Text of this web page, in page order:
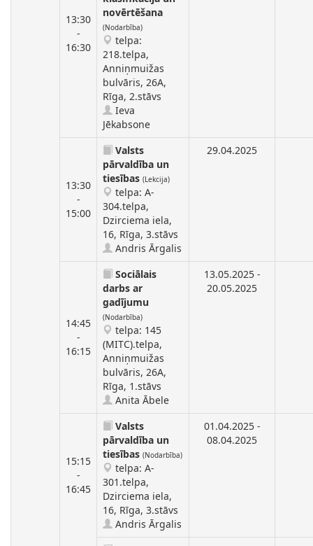
13:30
-
16:30
novērtēšana
(Nodarbība)
telpa:
218.telpa,
Anniņmuižas
bulvāris, 26A,
Rīga, 2.stāvs
Ieva
Jēkabsone
13:30
-
15:00
Valsts
pārvaldība un
tiesības (Lekcija)
telpa: A-
304.telpa,
Dzirciema iela,
16, Rīga, 3.stāvs
Andris Ārgalis
29.04.2025
14:45
-
16:15
Sociālais
darbs ar
gadījumu
(Nodarbība)
telpa: 145
(MITC).telpa,
Anniņmuižas
bulvāris, 26A,
Rīga, 1.stāvs
Anita Ābele
13.05.2025 -
20.05.2025
15:15
-
16:45
Valsts
pārvaldība un
tiesības (Nodarbība)
telpa: A-
301.telpa,
Dzirciema iela,
16, Rīga, 3.stāvs
Andris Ārgalis
01.04.2025 -
08.04.2025